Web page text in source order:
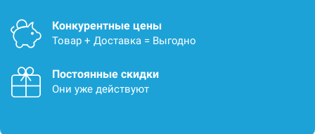
Конкурентные цены
Товар + Доставка = Выгодно
Постоянные скидки
Они уже действуют